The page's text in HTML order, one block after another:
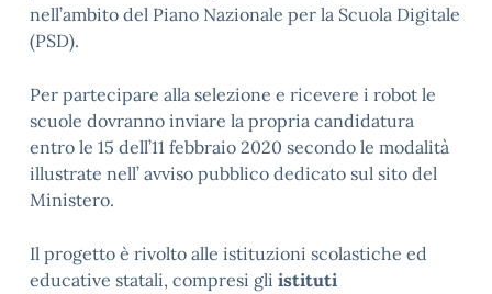
nell’ambito del Piano Nazionale per la Scuola Digitale
(PSD).
Per partecipare alla selezione e ricevere i robot le
scuole dovranno inviare la propria candidatura
entro le 15 dell’11 febbraio 2020 secondo le modalità
illustrate nell’ avviso pubblico dedicato sul sito del
Ministero.
Il progetto è rivolto alle istituzioni scolastiche ed
educative statali, compresi gli istituti